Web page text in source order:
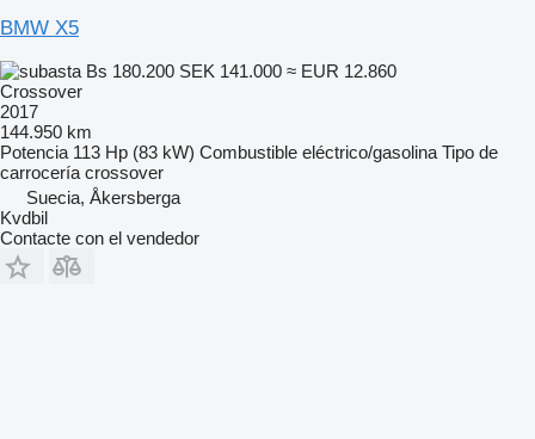
BMW X5
Bs 180.200 SEK 141.000 ≈ EUR 12.860
Crossover
2017
144.950 km
Potencia 113 Hp (83 kW) Combustible eléctrico/gasolina Tipo de
carrocería crossover
Suecia, Åkersberga
Kvdbil
Contacte con el vendedor